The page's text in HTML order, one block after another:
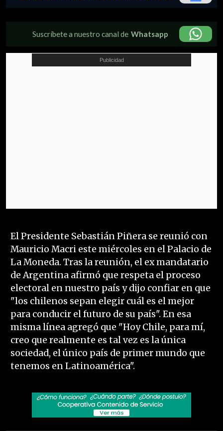
Suscríbete a nuestro canal de Whatsapp
El Presidente Sebastián Piñera se reunió con
Mauricio Macri este miércoles en el Palacio de
La Moneda. Tras la reunión, el ex mandatario
de Argentina afirmó que respeta el proceso
electoral en nuestro país y dijo confiar en que
"los chilenos sepan elegir cuál es el mejor
para conducir el futuro de su país". En esa
misma línea agregó que "Hoy Chile, para mí,
creo que realmente es tal vez es la única
sociedad, el único país de primer mundo que
tenemos en Latinoamérica".